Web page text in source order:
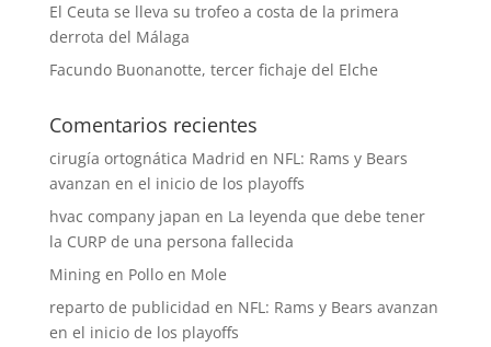
El Ceuta se lleva su trofeo a costa de la primera
derrota del Málaga
Facundo Buonanotte, tercer fichaje del Elche
Comentarios recientes
cirugía ortognática Madrid en NFL: Rams y Bears
avanzan en el inicio de los playoffs
hvac company japan en La leyenda que debe tener
la CURP de una persona fallecida
Miningen Pollo en Mole
reparto de publicidad en NFL: Rams y Bears avanzan
en el inicio de los playoffs